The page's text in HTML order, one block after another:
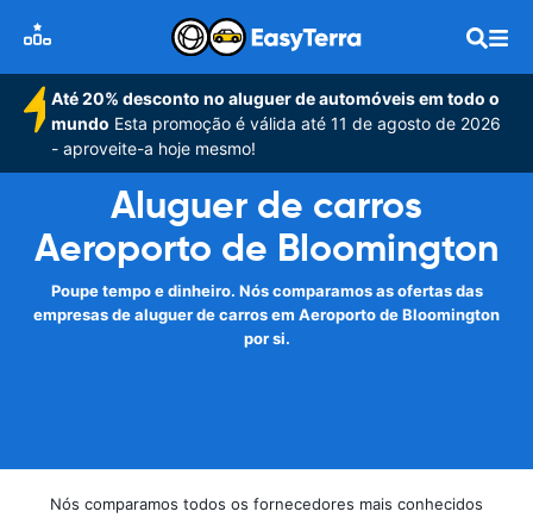
Até 20% desconto no aluguer de automóveis em todo o
mundo Esta promoção é válida até 11 de agosto de 2026
- aproveite-a hoje mesmo!
Aluguer de carros
Aeroporto de Bloomington
Poupe tempo e dinheiro. Nós comparamos as ofertas das
empresas de aluguer de carros em Aeroporto de Bloomington
por si.
Nós comparamos todos os fornecedores mais conhecidos